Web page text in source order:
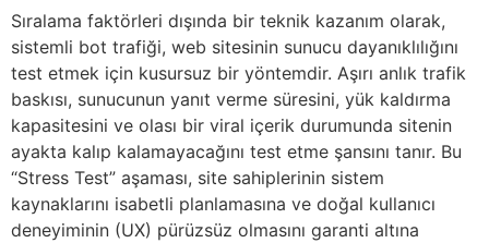
Sıralama faktörleri dışında bir teknik kazanım olarak,
sistemli bot trafiği, web sitesinin sunucu dayanıklılığını
test etmek için kusursuz bir yöntemdir. Aşırı anlık trafik
baskısı, sunucunun yanıt verme süresini, yük kaldırma
kapasitesini ve olası bir viral içerik durumunda sitenin
ayakta kalıp kalamayacağını test etme şansını tanır. Bu
“Stress Test” aşaması, site sahiplerinin sistem
kaynaklarını isabetli planlamasına ve doğal kullanıcı
deneyiminin (UX) pürüzsüz olmasını garanti altına